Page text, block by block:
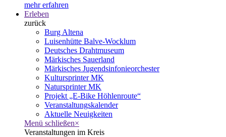
mehr erfahren
Erleben
zurück
Burg Altena
Luisenhütte Balve-Wocklum
Deutsches Drahtmuseum
Märkisches Sauerland
Märkisches Jugendsinfonieorchester
Kultursprinter MK
Natursprinter MK
Projekt „E-Bike Höhlenroute“
Veranstaltungskalender
Aktuelle Neuigkeiten
Menü schließen×
Veranstaltungen im Kreis